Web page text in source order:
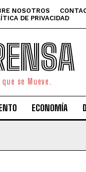
NOSOTROS
DE PRIVACIDAD
se Mueve.
ECONOMÍA